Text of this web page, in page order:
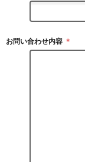
お問い合わせ内容 ＊